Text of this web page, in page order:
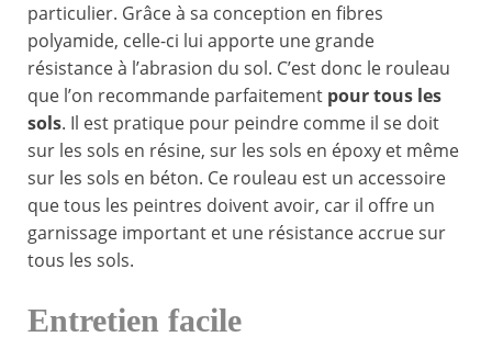
particulier. Grâce à sa conception en fibres
polyamide, celle-ci lui apporte une grande
résistance à l’abrasion du sol. C’est donc le rouleau
que l’on recommande parfaitement pour tous les
sols. Il est pratique pour peindre comme il se doit
sur les sols en résine, sur les sols en époxy et même
sur les sols en béton. Ce rouleau est un accessoire
que tous les peintres doivent avoir, car il offre un
garnissage important et une résistance accrue sur
tous les sols.
Entretien facile